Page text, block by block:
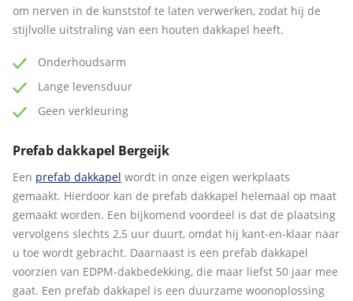
om nerven in de kunststof te laten verwerken, zodat hij de
stijlvolle uitstraling van een houten dakkapel heeft.
Onderhoudsarm
Lange levensduur
Geen verkleuring
Prefab dakkapel Bergeijk
Een prefab dakkapel wordt in onze eigen werkplaats
gemaakt. Hierdoor kan de prefab dakkapel helemaal op maat
gemaakt worden. Een bijkomend voordeel is dat de plaatsing
vervolgens slechts 2,5 uur duurt, omdat hij kant-en-klaar naar
u toe wordt gebracht. Daarnaast is een prefab dakkapel
voorzien van EDPM-dakbedekking, die maar liefst 50 jaar mee
gaat. Een prefab dakkapel is een duurzame woonoplossing